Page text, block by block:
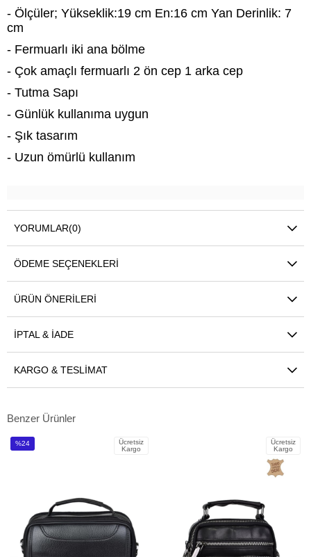
- Ölçüler; Yükseklik:19 cm En:16 cm Yan Derinlik: 7
cm
- Fermuarlı iki ana bölme
- Çok amaçlı fermuarlı 2 ön cep 1 arka cep
- Tutma Sapı
- Günlük kullanıma uygun
- Şık tasarım
- Uzun ömürlü kullanım
YORUMLAR(0)
ÖDEME SEÇENEKLERI
ÜRÜN ÖNERILERI
İPTAL & İADE
KARGO & TESLIMAT
Benzer Ürünler
%24
Ücretsiz
Kargo
Ücretsiz
Kargo